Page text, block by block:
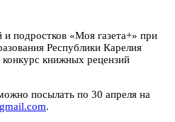
и подростков «Моя газета+» при
Республики Карелия
книжных рецензий
посылать по 30 апреля на
.